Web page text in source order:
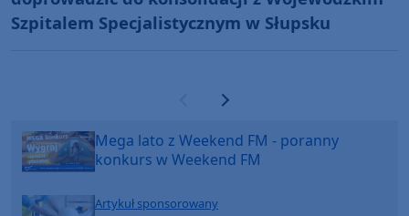
Szpitalem Specjalistycznym w Słupsku
Poprzednia strona
Następna strona
Mega lato z Weekend FM - poranny
konkurs w Weekend FM
Artykuł sponsorowany